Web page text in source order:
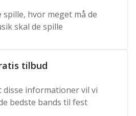
spille, hvor meget må de
skal de spille
tilbud
informationer vil vi
bedste bands til fest